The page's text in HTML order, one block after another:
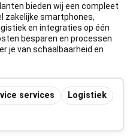
bieden wij een compleet
zakelijke smartphones,
en integraties op één
besparen en processen
je van schaalbaarheid en
services
Logistiek